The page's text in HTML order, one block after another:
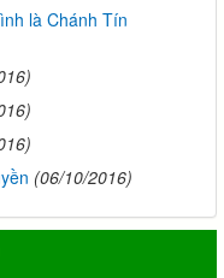
là Chánh Tín
(06/10/2016)